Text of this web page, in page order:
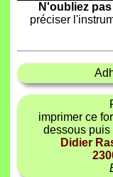
N'oubliez pas
préciser
imprimer ce
dessous puis
Didier